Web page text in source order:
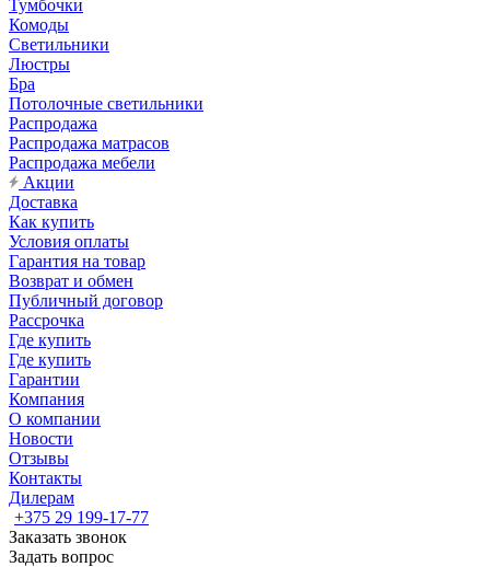
Тумбочки
Комоды
Светильники
Люстры
Бра
Потолочные светильники
Распродажа
Распродажа матрасов
Распродажа мебели
Акции
Доставка
Как купить
Условия оплаты
Гарантия на товар
Возврат и обмен
Публичный договор
Рассрочка
Где купить
Где купить
Гарантии
Компания
О компании
Новости
Отзывы
Контакты
Дилерам
+375 29 199-17-77
Заказать звонок
Задать вопрос